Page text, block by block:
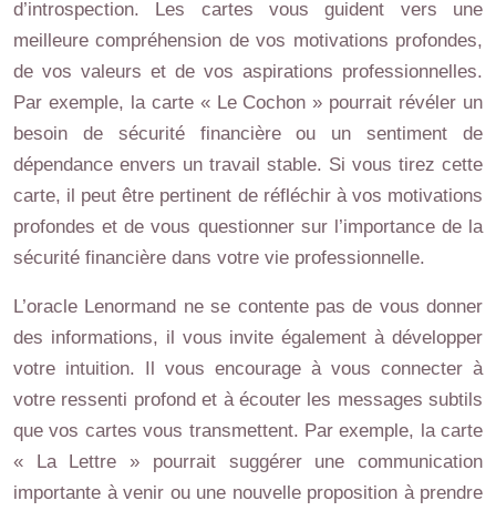
d’introspection. Les cartes vous guident vers une
meilleure compréhension de vos motivations profondes,
de vos valeurs et de vos aspirations professionnelles.
Par exemple, la carte « Le Cochon » pourrait révéler un
besoin de sécurité financière ou un sentiment de
dépendance envers un travail stable. Si vous tirez cette
carte, il peut être pertinent de réfléchir à vos motivations
profondes et de vous questionner sur l’importance de la
sécurité financière dans votre vie professionnelle.
L’oracle Lenormand ne se contente pas de vous donner
des informations, il vous invite également à développer
votre intuition. Il vous encourage à vous connecter à
votre ressenti profond et à écouter les messages subtils
que vos cartes vous transmettent. Par exemple, la carte
« La Lettre » pourrait suggérer une communication
importante à venir ou une nouvelle proposition à prendre